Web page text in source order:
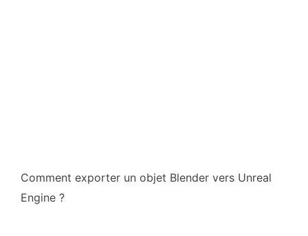
Comment exporter un objet Blender vers Unreal
Engine ?